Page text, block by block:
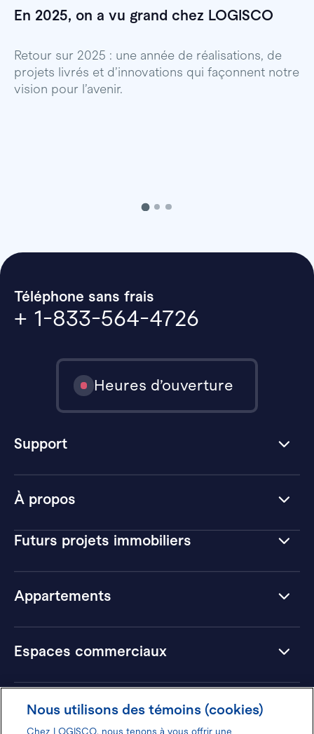
En 2025, on a vu grand chez LOGISCO
Retour sur 2025 : une année de réalisations, de
projets livrés et d’innovations qui façonnent notre
vision pour l’avenir.
À propos
Futurs projets immobiliers
Appartements
Espaces commerciaux
Hôtels
Téléphone sans frais
+ 1-833-564-4726
Heures d’ouverture
Support
Nous utilisons des témoins (cookies)
Chez LOGISCO, nous tenons à vous offrir une